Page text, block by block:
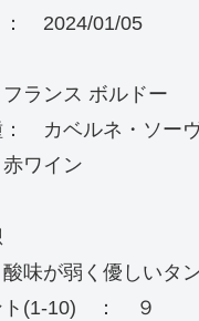
2024/01/05
ンス ボルドー
カベルネ・ソー
ワイン
味が弱く優しいタ
ト(1-10) ： ９